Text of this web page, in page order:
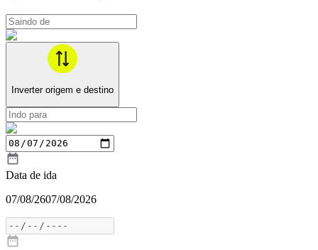
Inverter origem e destino
Data de ida
07/08/2607/08/2026